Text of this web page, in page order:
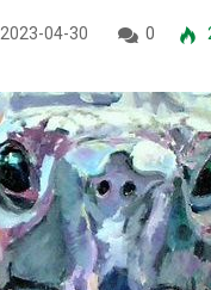
2023-04-30 0